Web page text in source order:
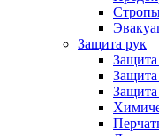
Защита рук
Защита